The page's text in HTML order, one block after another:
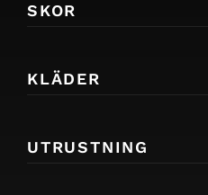
SKOR
KLÄDER
UTRUSTNING